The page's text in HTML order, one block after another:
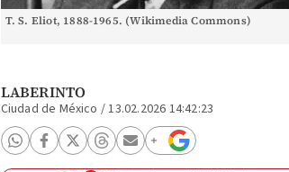
T. S. Eliot, 1888-1965. (Wikimedia Commons)
LABERINTO
Ciudad de México /13.02.2026 14:42:23